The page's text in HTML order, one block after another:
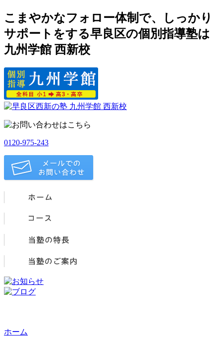
こまやかなフォロー体制で、しっかり
サポートをする早良区の個別指導塾は
九州学館 西新校
0120-975-243
ホーム